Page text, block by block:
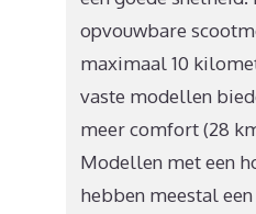
opvouwbare
maximaal 10
vaste modellen
meer comfort (28
Modellen met een
hebben meestal